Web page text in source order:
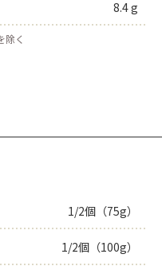
8.4 g
除く
1/2個（75g）
1/2個（100g）